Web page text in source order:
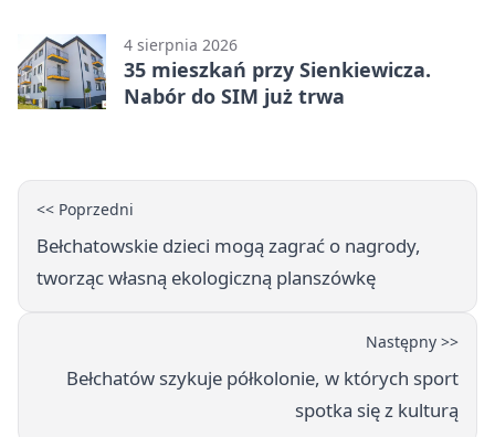
4 sierpnia 2026
35 mieszkań przy Sienkiewicza.
Nabór do SIM już trwa
<< Poprzedni
Bełchatowskie dzieci mogą zagrać o nagrody,
tworząc własną ekologiczną planszówkę
Następny >>
Bełchatów szykuje półkolonie, w których sport
spotka się z kulturą